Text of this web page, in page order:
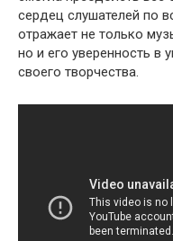
сердец слушателей по
отражает не только
но и его уверенность в
своего творчества.